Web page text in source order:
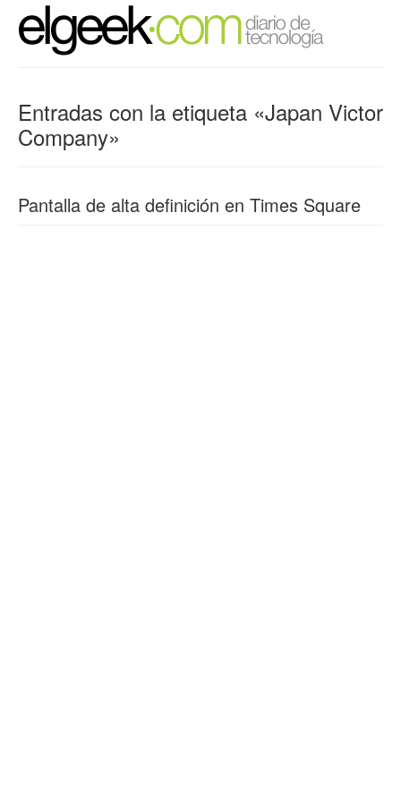
Entradas con la etiqueta «Japan Victor
Company»
Pantalla de alta definición en Times Square